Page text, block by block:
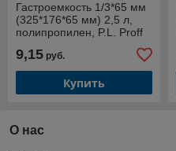
Гастроемкость 1/3*65 мм
(325*176*65 мм) 2,5 л,
полипропилен, P.L. Proff
9,15 руб.
Купить
О нас